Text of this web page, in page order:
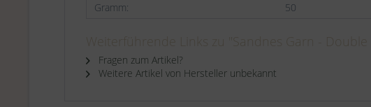
Gramm: 50
Fragen zum Artikel?
Weitere Artikel von Hersteller unbekannt